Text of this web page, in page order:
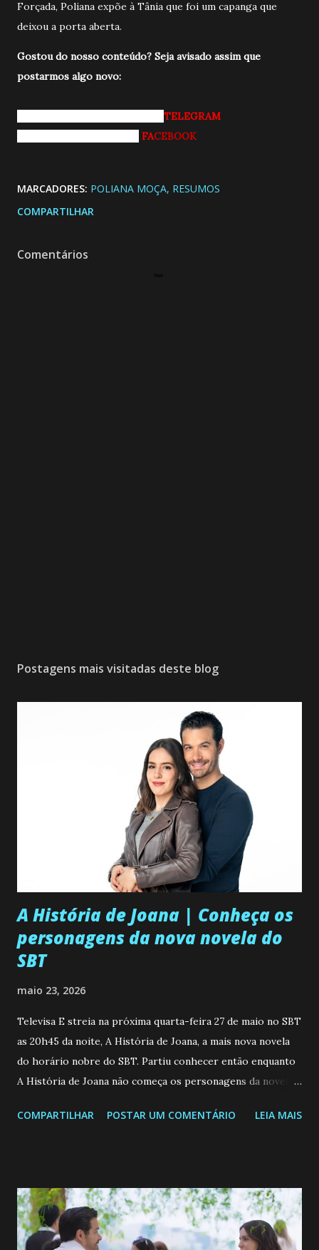
Forçada, Poliana expõe à Tânia que foi um capanga que
deixou a porta aberta.
Gostou do nosso conteúdo? Seja avisado assim que
postarmos algo novo:
TELEGRAM
FACEBOOK
MARCADORES: POLIANA MOÇA RESUMOS
COMPARTILHAR
Comentários
Postagens mais visitadas deste blog
A História de Joana | Conheça os
personagens da nova novela do
SBT
maio 23, 2026
Televisa E streia na próxima quarta-feira 27 de maio no SBT
as 20h45 da noite, A História de Joana, a mais nova novela
do horário nobre do SBT. Partiu conhecer então enquanto
A História de Joana não começa os personagens da novela?
de 25/05/26 a 31/05/26 JOANA GUADALUPE (Camila
permanecer virgem até encontrar o homem que realmente
ama, o que não é fácil, já que dedica todas as suas energias a
se aprimorar, trabalhando, estudando e se orgulhando de
COMPARTILHAR POSTAR UM COMENTÁRIO LEIA MAIS